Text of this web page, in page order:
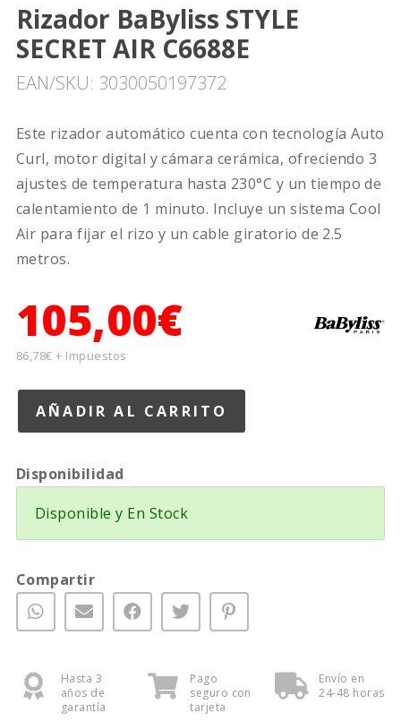
Rizador BaByliss STYLE
SECRET AIR C6688E
EAN/SKU: 3030050197372
Este rizador automático cuenta con tecnología Auto
Curl, motor digital y cámara cerámica, ofreciendo 3
ajustes de temperatura hasta 230°C y un tiempo de
calentamiento de 1 minuto. Incluye un sistema Cool
Air para fijar el rizo y un cable giratorio de 2.5
metros.
105,00€
86,78€ + Impuestos
Disponibilidad
Disponible y En Stock
Compartir
Hasta 3
años de
garantía
Pago
seguro con
tarjeta
Envío en
24-48 horas